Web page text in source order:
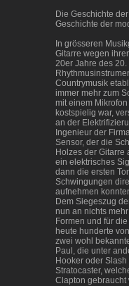
Die Geschichte
Geschichte der
In grösseren
Gitarre wegen
20er Jahre des
Countrymusik
immer mehr zum
mit einem
kostspielig war,
an der
Ingenieur der
Sensor, der die
Holzes der Gitarre
ein elektrisches
dann die ersten
Schwingungen
aufnehmen
Dem Siegeszug
nun an nichts
Formen und für
heute hunderte
zwei wohl
Paul, die unter
Hooker oder
Stratocaster,
Clapton gebraucht